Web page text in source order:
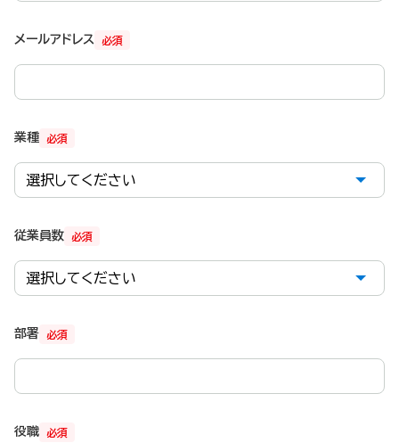
必須
メールアドレス
必須
業種
必須
従業員数
必須
部署
必須
役職